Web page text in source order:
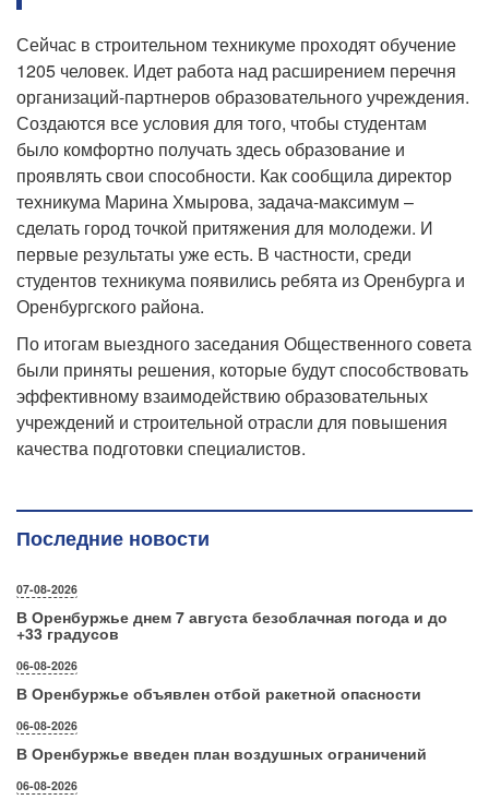
Сейчас в строительном техникуме проходят обучение
1205 человек. Идет работа над расширением перечня
организаций-партнеров образовательного учреждения.
Создаются все условия для того, чтобы студентам
было комфортно получать здесь образование и
проявлять свои способности. Как сообщила директор
техникума Марина Хмырова, задача-максимум –
сделать город точкой притяжения для молодежи. И
первые результаты уже есть. В частности, среди
студентов техникума появились ребята из Оренбурга и
Оренбургского района.
По итогам выездного заседания Общественного совета
были приняты решения, которые будут способствовать
эффективному взаимодействию образовательных
учреждений и строительной отрасли для повышения
качества подготовки специалистов.
Последние новости
07-08-2026
В Оренбуржье днем 7 августа безоблачная погода и до
+33 градусов
06-08-2026
В Оренбуржье объявлен отбой ракетной опасности
06-08-2026
В Оренбуржье введен план воздушных ограничений
06-08-2026